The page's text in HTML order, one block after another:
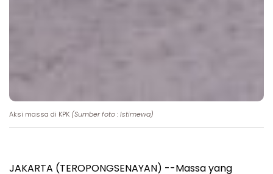
Aksi massa di KPK (Sumber foto : Istimewa)
JAKARTA (TEROPONGSENAYAN) --Massa yang